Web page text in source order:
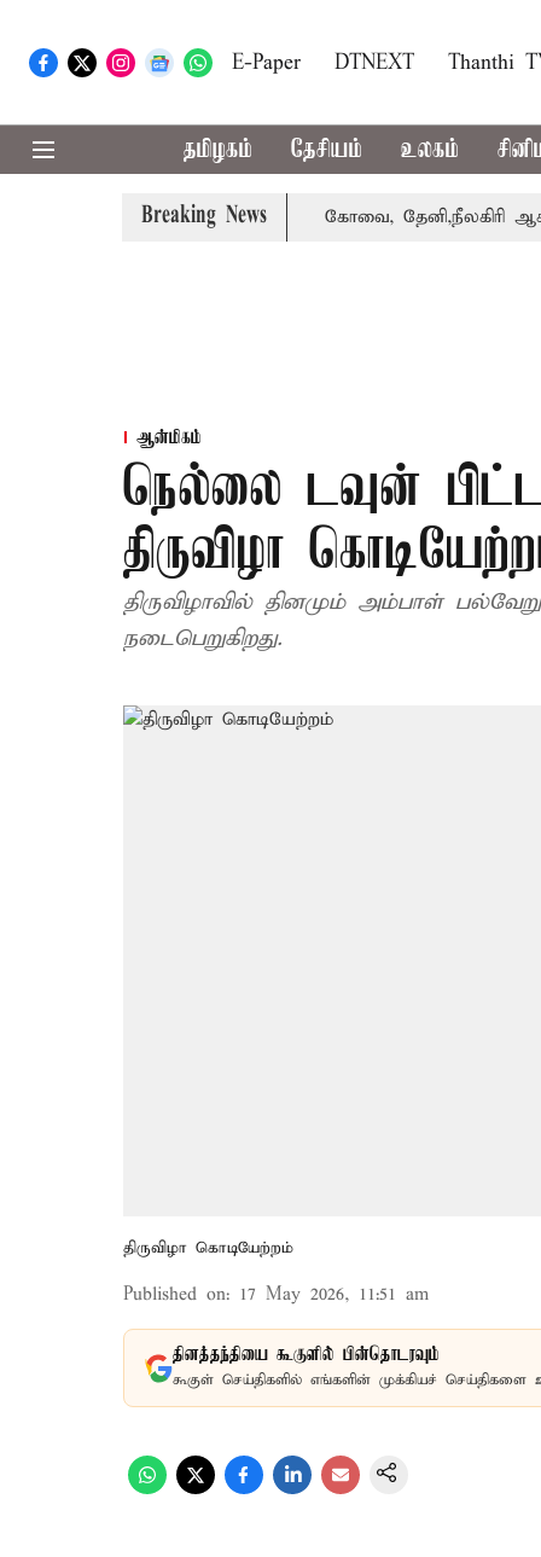
E-Paper DTNEXT Thanthi
தமிழகம் தேசியம் உலகம்
Breaking News
வாபஸ் பெற்றார் சங்கீதா கோவை, தேனி,நீலகிரி ஆகிய
ஆன்மிகம்
நெல்லை டவுன்
திருவிழா
திருவிழாவில் தினமும் அம்பாள்
நடைபெறுகிறது.
திருவிழா கொடியேற்றம்
Published on: 17 May 2026, 11:51 am
தினத்தந்தியை கூகுளில் பின்தொடரவும்
கூகுள் செய்திகளில் எங்களின் முக்கியச் செய்திகளை